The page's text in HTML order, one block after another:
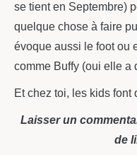
se tient en Septembre)
quelque chose à faire
évoque aussi le foot ou
comme Buffy (oui elle a
Et chez toi, les kids font
Laisser un
de